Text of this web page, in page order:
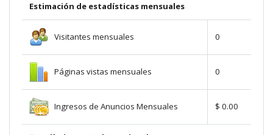
Estimación de estadísticas mensuales
Visitantes mensuales 0
Páginas vistas mensuales 0
Ingresos de Anuncios Mensuales $ 0.00